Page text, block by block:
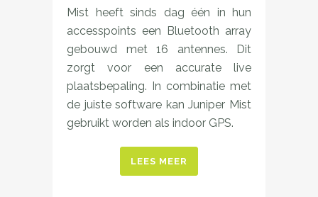
Mist heeft sinds dag één in hun
accesspoints een Bluetooth array
gebouwd met 16 antennes. Dit
zorgt voor een accurate live
plaatsbepaling. In combinatie met
de juiste software kan Juniper Mist
gebruikt worden als indoor GPS.
LEES MEER